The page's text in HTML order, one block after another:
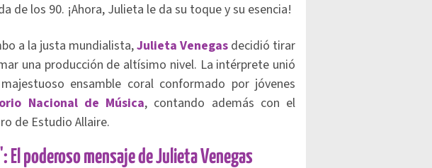
de los 90. ¡Ahora, Julieta le da su toque y su esencia!
a la justa mundialista,Julieta Venegas decidió tirar
una producción de altísimo nivel. La intérprete unió
ensamble coral conformado por jóvenes
Nacional de Música, contando además con el
de Estudio Allaire.
El poderoso mensaje de Julieta Venegas